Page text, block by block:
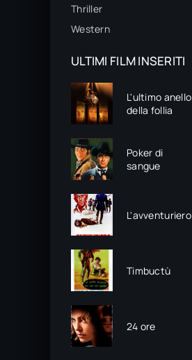
Thriller
Western
ULTIMI FILM INSERITI
L'ultimo anello
della follia
Poker di
sangue
L'avventuriero
Timbuctù
24 ore